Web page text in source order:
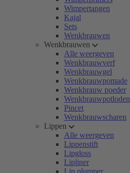
Wimpertangen
Kajal
Sets
Wenkbrauwen
Wenkbrauwen
Alle weergeven
Wenkbrauwverf
Wenkbrauwgel
Wenkbrauwpomade
Wenkbrauw poeder
Wenkbrauwpotloden
Pincet
Wenkbrauwscharen
Lippen
Alle weergeven
Lippenstift
Lipgloss
Lipliner
Lip plumper